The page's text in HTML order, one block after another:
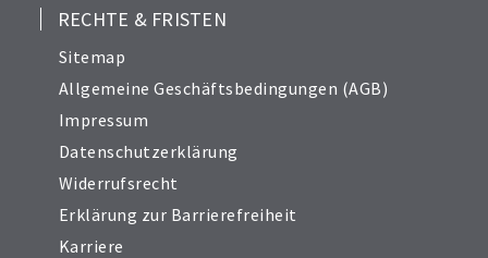
RECHTE & FRISTEN
Sitemap
Allgemeine Geschäftsbedingungen (AGB)
Impressum
Datenschutzerklärung
Widerrufsrecht
Erklärung zur Barrierefreiheit
Karriere